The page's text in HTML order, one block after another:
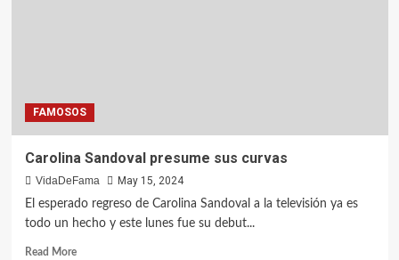
FAMOSOS
Carolina Sandoval presume sus curvas
VidaDeFama
May 15, 2024
El esperado regreso de Carolina Sandoval a la televisión ya es
todo un hecho y este lunes fue su debut...
Read More